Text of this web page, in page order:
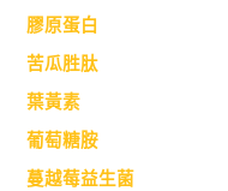
膠原蛋白
苦瓜胜肽
葉黃素
葡萄糖胺
蔓越莓益生菌